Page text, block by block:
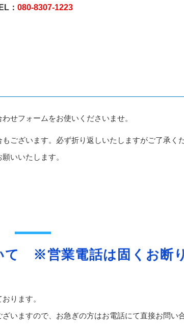
： 080-8307-1223
せフォームをお使いくださいませ。
ございます。必ず折り返しいたしますがご了承くだ
いいたします。
て ※営業電話は固くお断
ります。
いますので、お急ぎの方はお電話にて直接お問い